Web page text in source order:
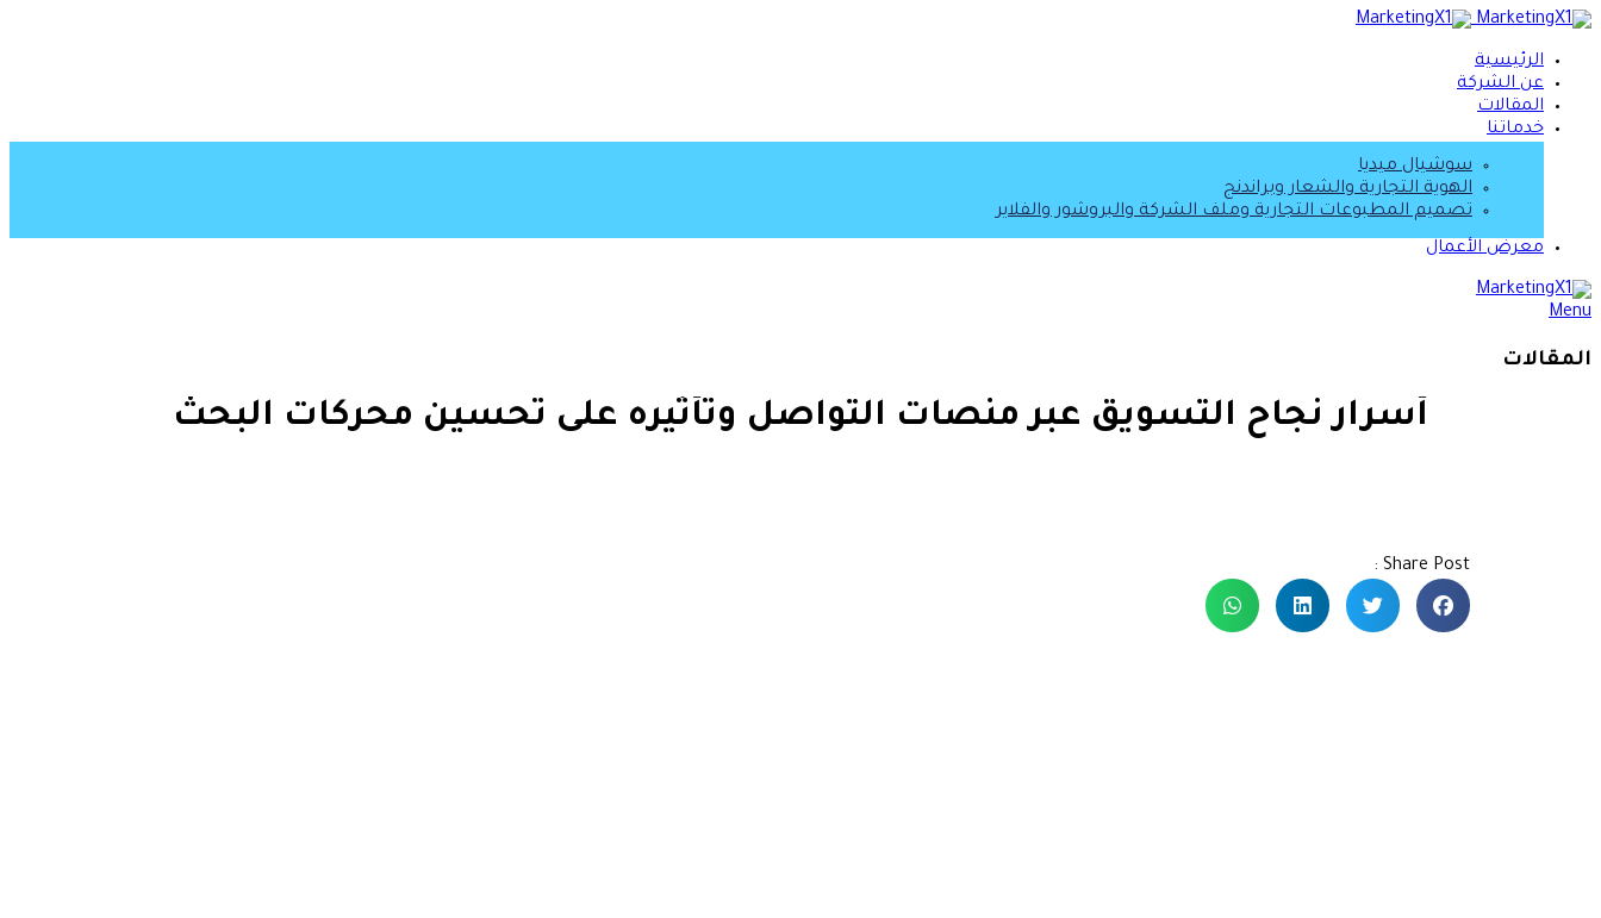
الرئيسية
عن الشركة
المقالات
خدماتنا
سوشيال ميديا
الهوية التجارية والشعار وبراندنج
تصميم المطبوعات التجارية وملف الشركة والبروشور والفلاير
معرض الأعمال
Menu
المقالات
أسرار نجاح التسويق عبر منصات التواصل وتأثيره على تحسين محركات البحث
Share Post :